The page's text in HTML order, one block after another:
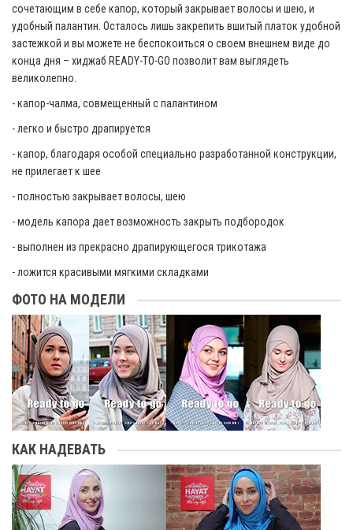
сочетающим в себе капор, который закрывает волосы и шею, и
удобный палантин. Осталось лишь закрепить вшитый платок удобной
застежкой и вы можете не беспокоиться о своем внешнем виде до
конца дня – хиджаб READY-TO-GO позволит вам выглядеть
великолепно.
- капор-чалма, совмещенный с палантином
- легко и быстро драпируется
- капор, благодаря особой специально разработанной конструкции,
не прилегает к шее
- полностью закрывает волосы, шею
- модель капора дает возможность закрыть подбородок
- выполнен из прекрасно драпирующегося трикотажа
- ложится красивыми мягкими складками
ФОТО НА МОДЕЛИ
КАК НАДЕВАТЬ